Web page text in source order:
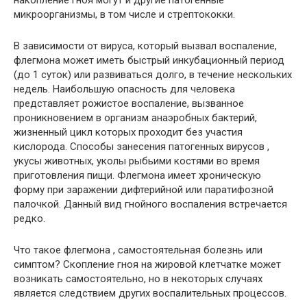
микроорганизмы, в том числе и стрептококки.
В зависимости от вируса, который вызвал воспаление,
флегмона может иметь быстрый инкубационный период
(до 1 суток) или развиваться долго, в течение нескольких
недель. Наибольшую опасность для человека
представляет рожистое воспаление, вызванное
проникновением в организм анаэробных бактерий,
жизненный цикл которых проходит без участия
кислорода. Способы занесения патогенных вирусов ,
укусы животных, уколы рыбьими костями во время
приготовления пищи. Флегмона имеет хроническую
форму при заражении дифтерийной или паратифозной
палочкой. Данный вид гнойного воспаления встречается
редко.
Что такое флегмона , самостоятельная болезнь или
симптом? Скопление гноя на жировой клетчатке может
возникать самостоятельно, но в некоторых случаях
является следствием других воспалительных процессов.